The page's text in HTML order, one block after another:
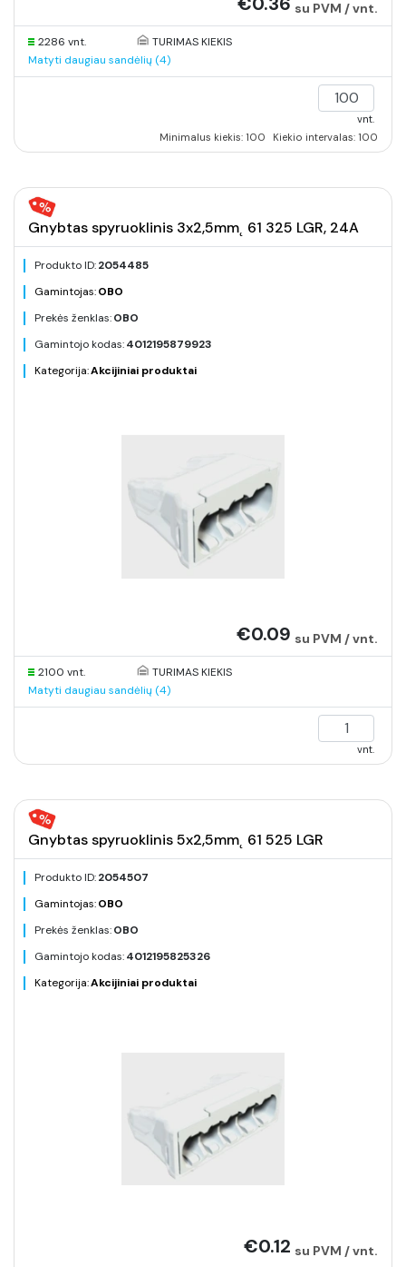
su PVM / vnt.
2286 vnt.
TURIMAS KIEKIS
Matyti daugiau sandėlių (4)
vnt.
Minimalus kiekis: 100
Kiekio intervalas: 100
Gnybtas spyruoklinis 3x2,5mm˛ 61 325 LGR, 24A
Produkto ID:2054485
Gamintojas:OBO
Prekės ženklas:OBO
Gamintojo kodas:4012195879923
Kategorija:Akcijiniai produktai
€0.09 su PVM / vnt.
2100 vnt.
TURIMAS KIEKIS
Matyti daugiau sandėlių (4)
vnt.
Gnybtas spyruoklinis 5x2,5mm˛ 61 525 LGR
Produkto ID:2054507
Gamintojas:OBO
Prekės ženklas:OBO
Gamintojo kodas:4012195825326
Kategorija:Akcijiniai produktai
€0.12 su PVM / vnt.